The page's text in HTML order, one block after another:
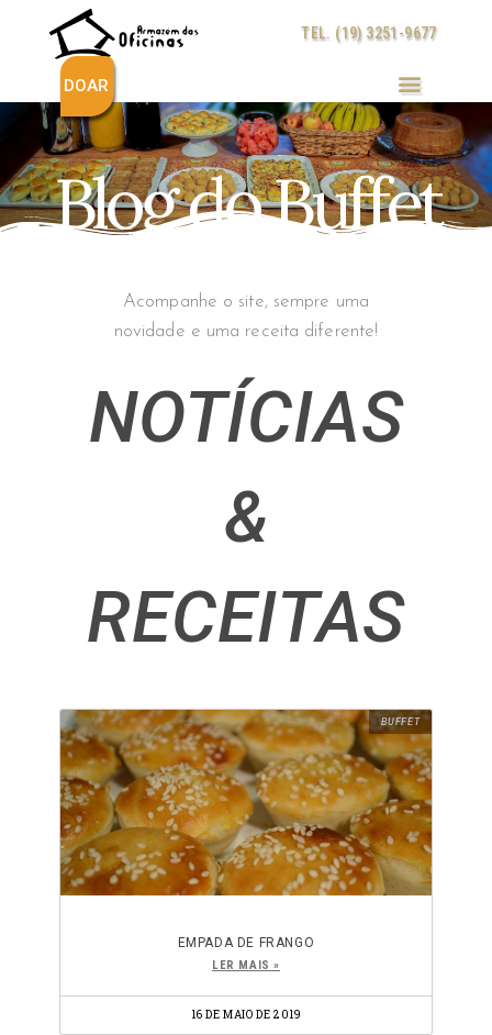
conteúdo
TEL. (19) 3251-9677
DOAR
Blog do Buffet
Acompanhe o site, sempre uma
novidade e uma receita diferente!
NOTÍCIAS
&
RECEITAS
BUFFET
EMPADA DE FRANGO
LER MAIS »
16 DE MAIO DE 2019